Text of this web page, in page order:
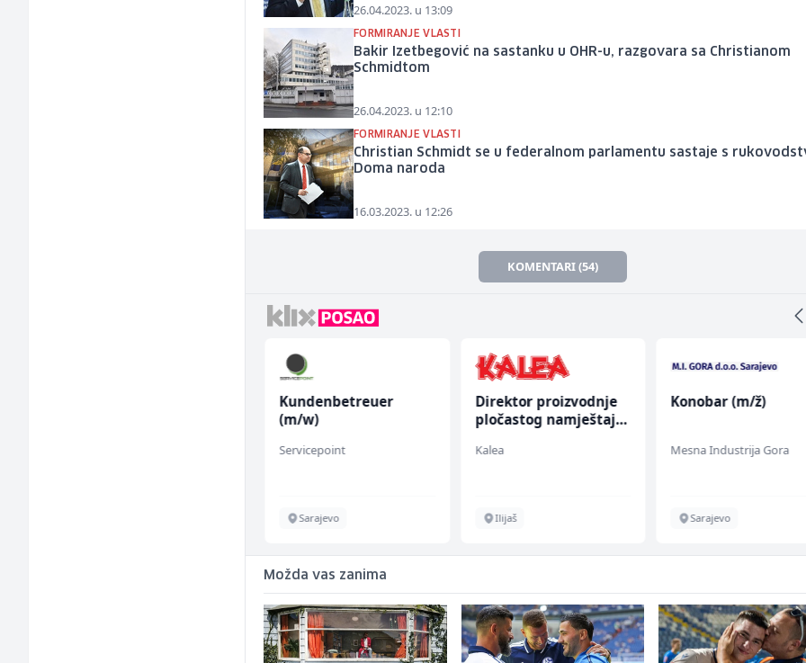
26.04.2023. u 13:09
FORMIRANJE VLASTI
Bakir Izetbegović na sastanku u OHR-u, razgovara sa Christianom
Schmidtom
26.04.2023. u 12:10
FORMIRANJE VLASTI
Christian Schmidt se u federalnom parlamentu sastaje s
Doma naroda
16.03.2023. u 12:26
KOMENTARI (54)
Kundenbetreuer
(m/w)
Servicepoint
Sarajevo
Direktor proizvodnje
pločastog namještaja
Kalea
Ilijaš
Konobar (m/ž)
Mesna Industrija Gora
Sarajevo
Možda vas zanima